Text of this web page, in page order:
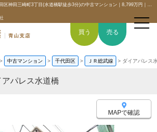
ダイアパレス水道橋 東京都千代田区神田三崎町3丁目(水道橋駅徒歩3分)の中古マンション｜8,799万円｜分譲マンション情報｜【南東向き角部屋】
買いたい
買う 売る
> 中古マンション > 千代田区 > ＪＲ総武線 > ダイアパレス
アパレス水道橋
MAPで確認